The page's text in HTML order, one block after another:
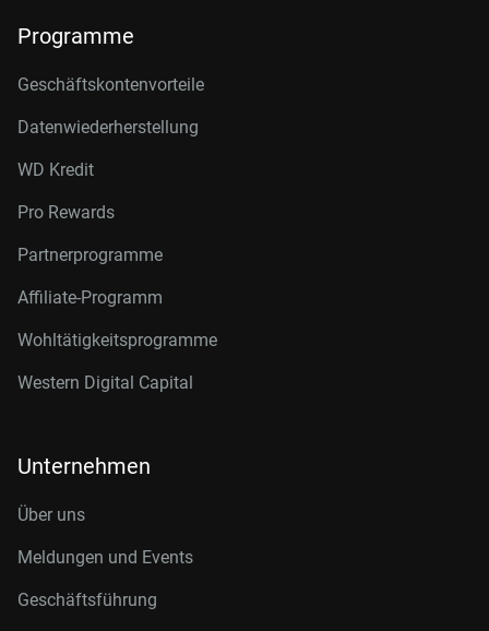
Programme
Geschäftskontenvorteile
Datenwiederherstellung
WD Kredit
Pro Rewards
Partnerprogramme
Affiliate-Programm
Wohltätigkeitsprogramme
Western Digital Capital
Unternehmen
Über uns
Meldungen und Events
Geschäftsführung